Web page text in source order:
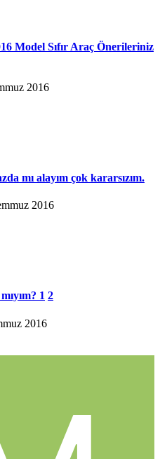
Model Sıfır Araç Önerileriniz
2016
mı alayım çok kararsızım.
2016
1 2
2016